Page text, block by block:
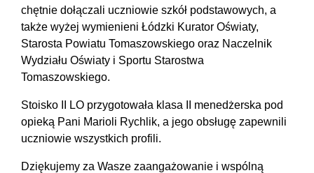
chętnie dołączali uczniowie szkół podstawowych, a
także wyżej wymienieni Łódzki Kurator Oświaty,
Starosta Powiatu Tomaszowskiego oraz Naczelnik
Wydziału Oświaty i Sportu Starostwa
Tomaszowskiego.
Stoisko II LO przygotowała klasa II menedżerska pod
opieką Pani Marioli Rychlik, a jego obsługę zapewnili
uczniowie wszystkich profili.
Dziękujemy za Wasze zaangażowanie i wspólną